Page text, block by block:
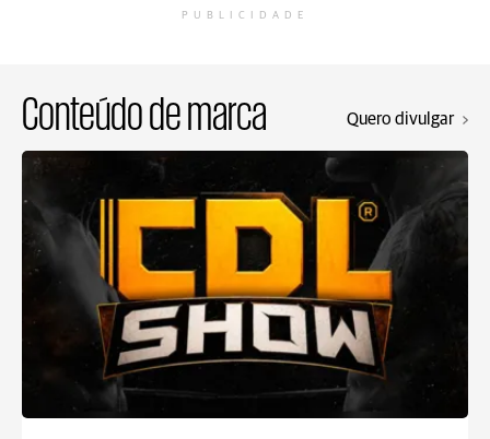
PUBLICIDADE
Conteúdo de marca Quero divulgar